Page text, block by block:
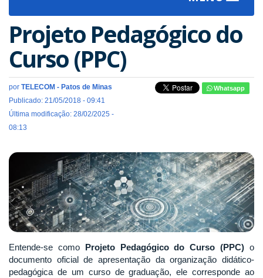
Projeto Pedagógico do
Curso (PPC)
por TELECOM - Patos de Minas
Publicado: 21/05/2018 - 09:41
Última modificação: 28/02/2025 -
08:13
Whatsapp
Entende-se como Projeto Pedagógico do Curso (PPC) o
documento oficial de apresentação da organização didático-
pedagógica de um curso de graduação, ele corresponde ao